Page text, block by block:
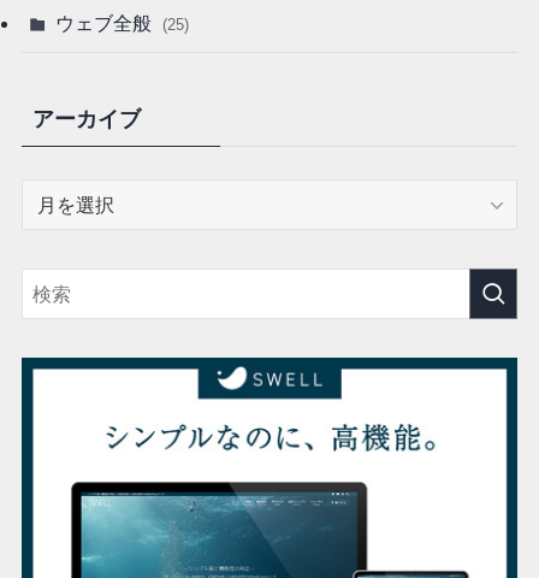
ウェブ全般 (25)
アーカイブ
イ
ブ